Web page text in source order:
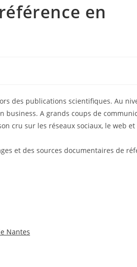
en
des publications scientifiques. Au
A grands coups de
cru sur les réseaux sociaux, le web
et des sources documentaires de
Nantes